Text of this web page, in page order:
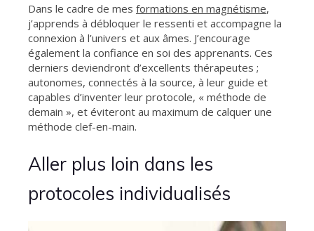
Dans le cadre de mes formations en magnétisme,
j’apprends à débloquer le ressenti et accompagne la
connexion à l’univers et aux âmes. J’encourage
également la confiance en soi des apprenants. Ces
derniers deviendront d’excellents thérapeutes ;
autonomes, connectés à la source, à leur guide et
capables d’inventer leur protocole, « méthode de
demain », et éviteront au maximum de calquer une
méthode clef-en-main.
Aller plus loin dans les
protocoles individualisés